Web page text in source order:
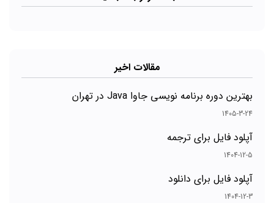
مقالات اخیر
بهترین دوره برنامه نویسی جاوا Java در تهران
1405-3-24
آپلود فایل برای ترجمه
1404-12-5
آپلود فایل برای دانلود
1404-12-3